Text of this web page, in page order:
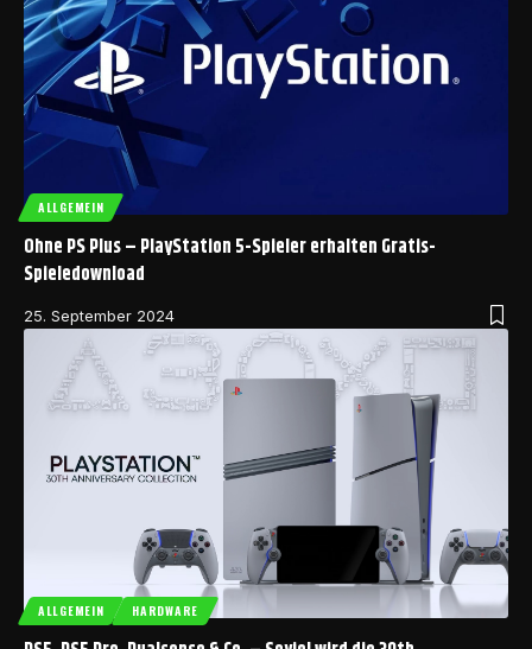
ALLGEMEIN
Ohne PS Plus – PlayStation 5-Spieler erhalten Gratis-
Spieledownload
25. September 2024
ALLGEMEIN HARDWARE